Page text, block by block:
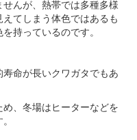
んが、熱帯では多種多様
てしまう体色ではあるも
持っているのです。
命が長いクワガタでもあ
、冬場はヒーターなどを